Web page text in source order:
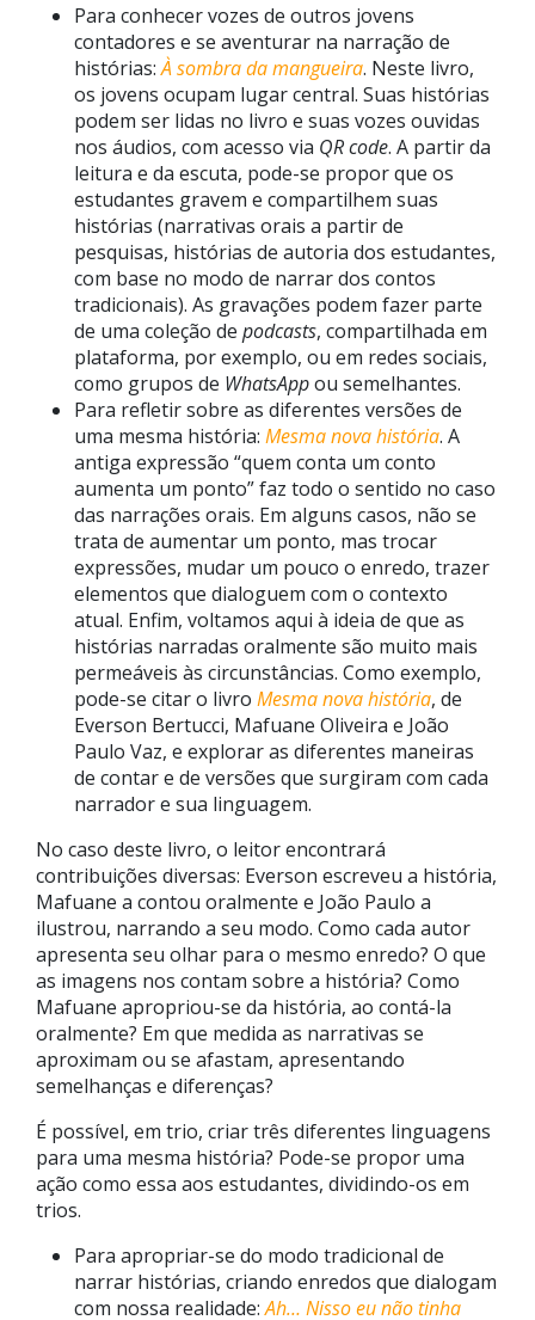
Para conhecer vozes de outros jovens
contadores e se aventurar na narração de
histórias: À sombra da mangueira. Neste livro,
os jovens ocupam lugar central. Suas histórias
podem ser lidas no livro e suas vozes ouvidas
nos áudios, com acesso via QR code. A partir da
leitura e da escuta, pode-se propor que os
estudantes gravem e compartilhem suas
histórias (narrativas orais a partir de
pesquisas, histórias de autoria dos estudantes,
com base no modo de narrar dos contos
tradicionais). As gravações podem fazer parte
de uma coleção de podcasts, compartilhada em
plataforma, por exemplo, ou em redes sociais,
como grupos de WhatsAppou semelhantes.
Para refletir sobre as diferentes versões de
uma mesma história: Mesma nova história. A
antiga expressão “quem conta um conto
aumenta um ponto” faz todo o sentido no caso
das narrações orais. Em alguns casos, não se
trata de aumentar um ponto, mas trocar
expressões, mudar um pouco o enredo, trazer
elementos que dialoguem com o contexto
atual. Enfim, voltamos aqui à ideia de que as
histórias narradas oralmente são muito mais
permeáveis às circunstâncias. Como exemplo,
pode-se citar o livro Mesma nova história, de
Everson Bertucci, Mafuane Oliveira e João
Paulo Vaz, e explorar as diferentes maneiras
de contar e de versões que surgiram com cada
narrador e sua linguagem.
No caso deste livro, o leitor encontrará
contribuições diversas: Everson escreveu a história,
Mafuane a contou oralmente e João Paulo a
ilustrou, narrando a seu modo. Como cada autor
apresenta seu olhar para o mesmo enredo? O que
as imagens nos contam sobre a história? Como
Mafuane apropriou-se da história, ao contá-la
oralmente? Em que medida as narrativas se
aproximam ou se afastam, apresentando
semelhanças e diferenças?
É possível, em trio, criar três diferentes linguagens
para uma mesma história? Pode-se propor uma
ação como essa aos estudantes, dividindo-os em
trios.
Para apropriar-se do modo tradicional de
narrar histórias, criando enredos que dialogam
com nossa realidade:Ah… Nisso eu não tinha